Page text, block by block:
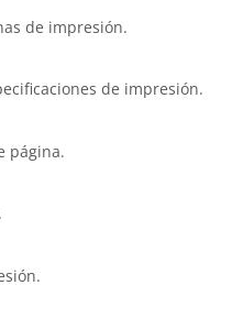
de impresión.
de impresión.
página.